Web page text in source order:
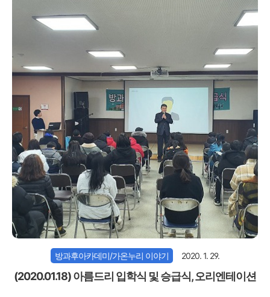
방과후아카데미/가온누리 이야기 2020. 1. 29.
(2020.01.18) 아름드리 입학식 및 승급식, 오리엔테이션